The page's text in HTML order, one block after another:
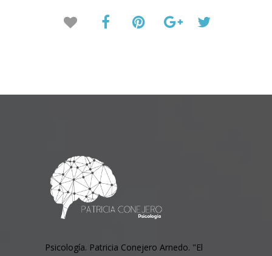
Psicología. Patricia Conejero Arnedo. "El